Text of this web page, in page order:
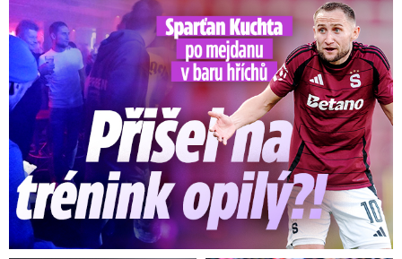
Kuchta po mejdanu v baru hříchů: Přišel na trénink opilý?!